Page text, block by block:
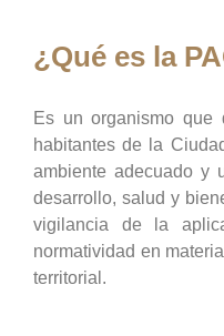
¿Qué es la
Es un organismo que
habitantes de la
ambiente adecuado y
desarrollo, salud y
vigilancia de la
normatividad en
territorial.